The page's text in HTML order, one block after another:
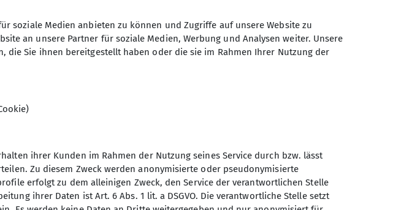
Nützliches
Sektion Gangkofen des
Deutschen Alpenvereins e.V.
soziale Medien anbieten zu können und Zugriffe auf unsere Website zu
an unsere Partner für soziale Medien, Werbung und Analysen weiter. Unsere
Sie ihnen bereitgestellt haben oder die sie im Rahmen Ihrer Nutzung der
ihrer Kunden im Rahmen der Nutzung seines Service durch bzw. lässt
Zu diesem Zweck werden anonymisierte oder pseudonymisierte
erfolgt zu dem alleinigen Zweck, den Service der verantwortlichen Stelle
ihrer Daten ist Art. 6 Abs. 1 lit. a DSGVO. Die verantwortliche Stelle setzt